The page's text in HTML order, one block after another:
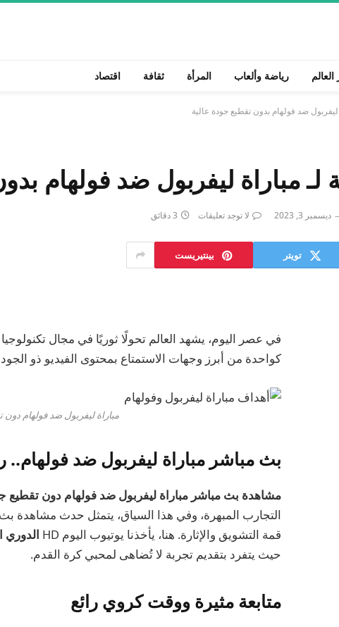
العالم رياضة وألعاب المرأة ثقافة اقتصاد
ضد فولهام بدون تقطيع جودة عالية
مباراة ليفربول ضد فولهام
ديسمبر 3, 2023 لا توجد تعليقات 3 دقائق
تويتر بينتيريست
كواحدة من أبرز وجهات الاستمتاع بمحتوى الفيديو ذو
مباراة ليفربول ضد فولهام دون
بث مباشر مباراة ليفربول ضد فولهام..
مشاهدة بث مباشر مباراة ليفربول ضد فولهام دون تقطيع
التجارب المبهرة، وفي هذا السياق، يتمثل حدث مشاهدة بث
قمة التشويق والإثارة. هنا، يأخذنا يوتيوب اليوم HD
الدوري
حيث يتفرد بتقديم تجربة لا تُضاهى لمحبي كرة القدم.
متابعة مثيرة ووقت كروي رائع